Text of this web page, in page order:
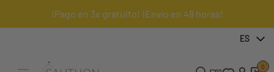
¡Pago en 3x gratuito! ¡Envío en 48 horas!
ES
0